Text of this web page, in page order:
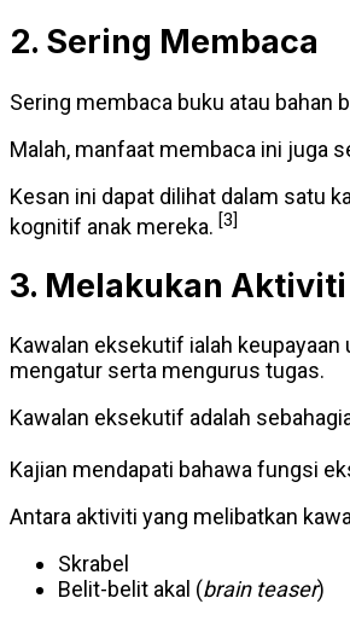
2. Sering Membaca
Sering membaca buku atau bahan
Malah, manfaat membaca ini juga
Kesan ini dapat dilihat dalam satu
kognitif anak mereka. [3]
3. Melakukan
Kawalan eksekutif ialah
mengatur serta mengurus tugas.
Kawalan eksekutif adalah
Kajian mendapati bahawa fungsi
Antara aktiviti yang melibatkan
Skrabel
Belit-belit akal (brain teaser)